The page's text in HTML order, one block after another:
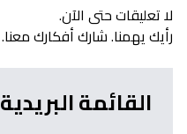
لا تعليقات حتى الآن.
رأيك يهمنا. شارك أفكارك معنا.
القائمة البريدية